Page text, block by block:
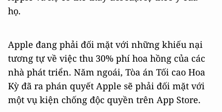
họ.
Apple đang phải đối mặt với những khiếu nại
tương tự về việc thu 30% phí hoa hồng của các
nhà phát triển. Năm ngoái, Tòa án Tối cao Hoa
Kỳ đã ra phán quyết Apple sẽ phải đối mặt với
một vụ kiện chống độc quyền trên App Store.